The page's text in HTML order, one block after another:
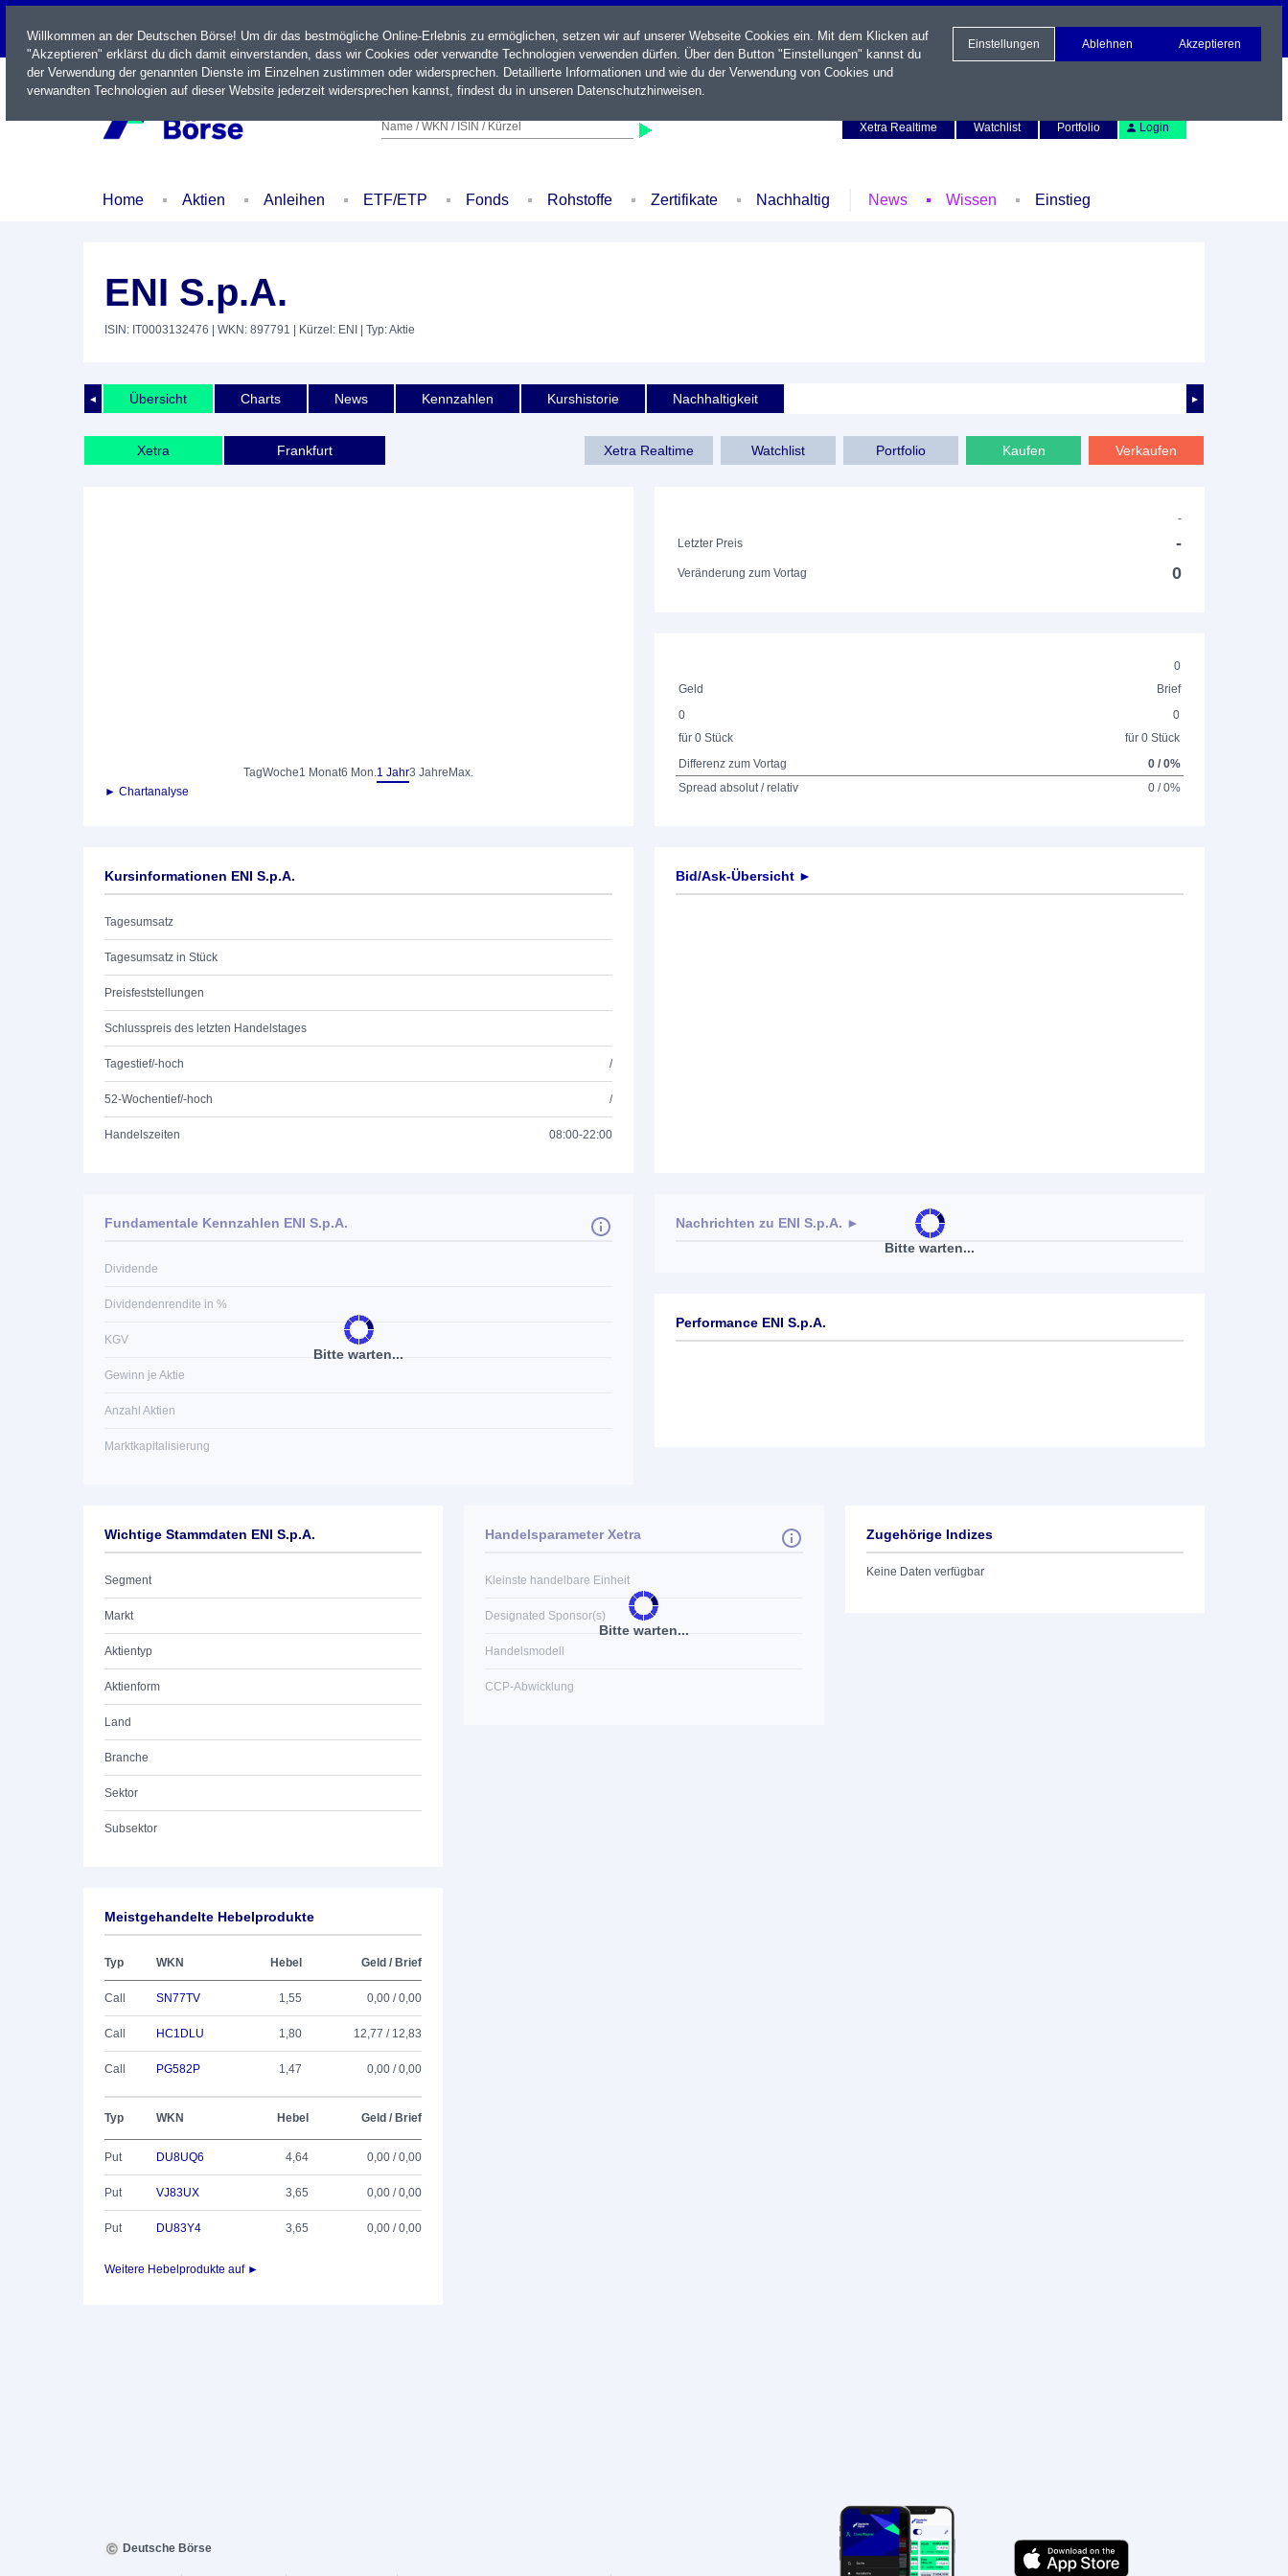
LIVE
Name / WKN / ISIN / Kürzel
Xetra Realtime
Watchlist Portfolio Login
Home Aktien Anleihen ETF/ETP Fonds Rohstoffe Zertifikate Nachhaltig News Wissen Einstieg
ENI S.p.A.
ISIN: IT0003132476 | WKN: 897791 | Kürzel: ENI | Typ: Aktie
◄ ►
Übersicht Charts News Kennzahlen Kurshistorie Nachhaltigkeit
Xetra Frankfurt Xetra Realtime Watchlist Portfolio Kaufen Verkaufen
TagWoche1 Monat6 Mon.1 Jahr3 Jahre Max.
► Chartanalyse
-
Letzter Preis
-
Veränderung zum Vortag 0
0
Geld
Brief
0
für 0 Stück
0
für 0 Stück
Differenz zum Vortag
0 / 0%
Spread absolut / relativ
0 / 0%
Kursinformationen ENI S.p.A.
Tagesumsatz
Tagesumsatz in Stück
Preisfeststellungen
Schlusspreis des letzten Handelstages
Tagestief/-hoch /
52-Wochentief/-hoch /
Handelszeiten 08:00-22:00
Bid/Ask-Übersicht ►
Bitte warten...
Fundamentale Kennzahlen ENI S.p.A.
Dividende
Dividendenrendite in %
KGV
Gewinn je Aktie
Anzahl Aktien
Marktkapitalisierung
Bitte warten...
Nachrichten zu ENI S.p.A. ►
Performance ENI S.p.A.
Wichtige Stammdaten ENI S.p.A.
Segment
Markt
Aktientyp
Aktienform
Land
Branche
Sektor
Subsektor
Bitte warten...
Handelsparameter Xetra
Kleinste handelbare Einheit
Designated Sponsor(s)
Handelsmodell
CCP-Abwicklung
Zugehörige Indizes
Keine Daten verfügbar
Meistgehandelte Hebelprodukte
Typ WKN Hebel Geld / Brief
Call SN77TV 1,55 0,00 / 0,00
Call HC1DLU 1,80 12,77 / 12,83
Call PG582P 1,47 0,00 / 0,00
Typ WKN Hebel Geld / Brief
Put DU8UQ6 4,64 0,00 / 0,00
Put VJ83UX 3,65 0,00 / 0,00
Put DU83Y4 3,65 0,00 / 0,00
Weitere Hebelprodukte auf ►
Willkommen an der Deutschen Börse! Um dir das bestmögliche Online-Erlebnis zu ermöglichen, setzen wir auf unserer Webseite Cookies ein. Mit dem Klicken auf
"Akzeptieren" erklärst du dich damit einverstanden, dass wir Cookies oder verwandte Technologien verwenden dürfen. Über den Button "Einstellungen" kannst du
der Verwendung der genannten Dienste im Einzelnen zustimmen oder widersprechen. Detaillierte Informationen und wie du der Verwendung von Cookies und
verwandten Technologien auf dieser Website jederzeit widersprechen kannst, findest du in unseren Datenschutzhinweisen.
Einstellungen Ablehnen Akzeptieren
Deutsche Börse